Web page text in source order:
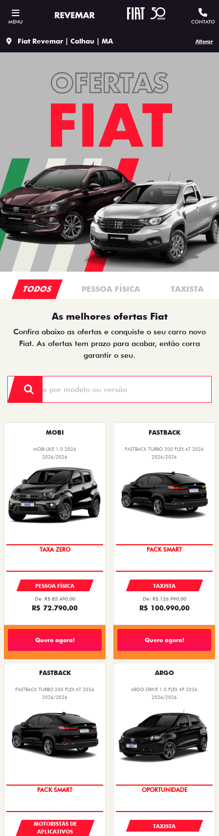
MENU CONTATO
Fiat Revemar | Calhau | MA Alterar
TODOS PESSOA FÍSICA TAXISTA
As melhores ofertas Fiat
Confira abaixo as ofertas e conquiste o seu carro novo
Fiat. As ofertas tem prazo para acabar, então corra
garantir o seu.
MOBI
MOBI LIKE 1.0 2026
2026/2026
PREÇO IMPERDÍVEL
PESSOA FÍSICA
De: R$ 85.490,00
R$ 72.790,00
Quero agora!
FASTBACK
FASTBACK TURBO 200 FLEX AT 2026
2026/2026
PACK SMART
TAXISTA
De: R$ 126.990,00
R$ 100.990,00
Quero agora!
FASTBACK
FASTBACK TURBO 200 FLEX AT 2026
2026/2026
PACK SMART
MOTORISTAS DE
APLICATIVOS
ARGO
ARGO DRIVE 1.0 FLEX 4P 2026
2026/2026
OPORTUNIDADE
TAXISTA